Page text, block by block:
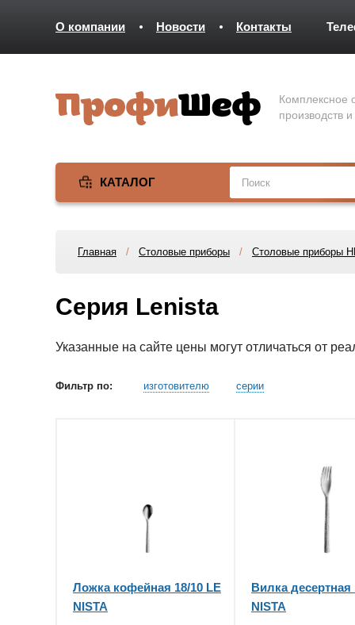
О компании Новости Контакты
Комплексное
производств
КАТАЛОГ
Главная / Столовые приборы / Столовые приборы
Серия Lenista
Указанные на сайте цены могут отличаться от
Фильтр по: изготовителю серии
Ложка кофейная 18/10 LE
NISTA
Вилка десертная
NISTA